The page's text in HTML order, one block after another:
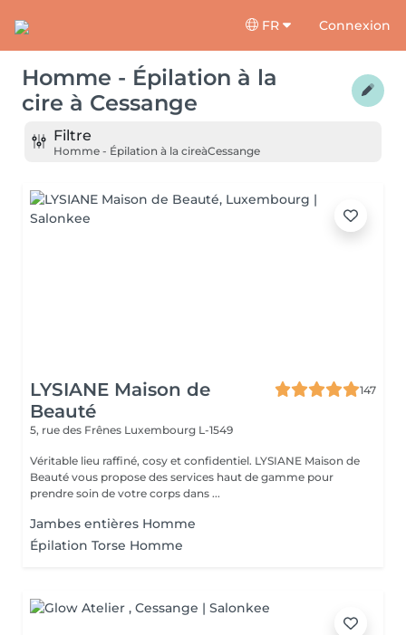
FR Connexion
Homme - Épilation à la
cire à Cessange
Filtre
Homme - Épilation à la cireàCessange
LYSIANE Maison de
Beauté
147
5, rue des Frênes Luxembourg L-1549
Véritable lieu raffiné, cosy et confidentiel. LYSIANE Maison de
Beauté vous propose des services haut de gamme pour
prendre soin de votre corps dans ...
Jambes entières Homme
Épilation Torse Homme